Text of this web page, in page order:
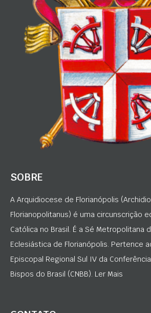
SOBRE
A Arquidiocese de Florianópolis
Florianopolitanus) é uma circunscrição
Católica no Brasil. É a Sé Metropolitana
Eclesiástica de Florianópolis. Pertence
Episcopal Regional Sul IV da
Bispos do Brasil (CNBB). Ler Mais